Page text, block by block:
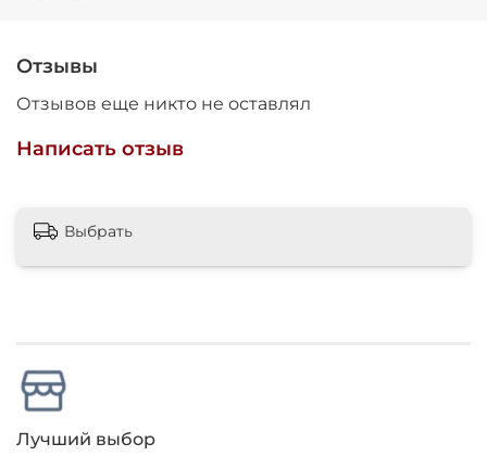
Отзывы
Отзывов еще никто не оставлял
Написать отзыв
Выбрать
Лучший выбор